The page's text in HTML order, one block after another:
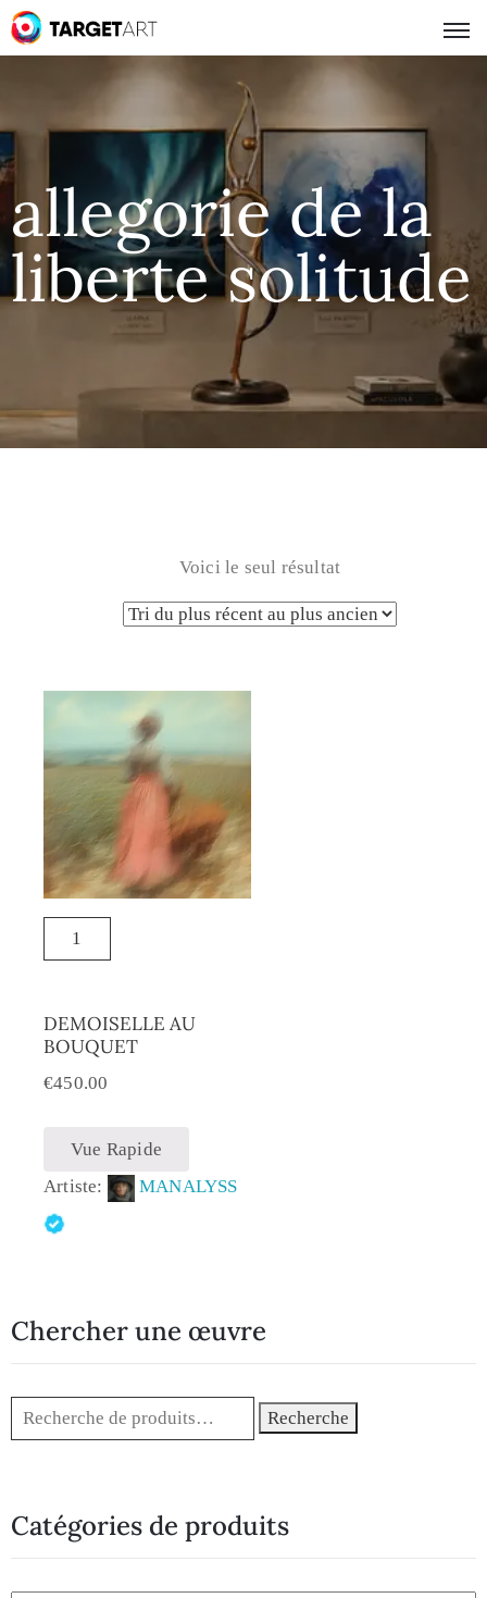
allegorie de la
liberte solitude
Voici le seul résultat
DEMOISELLE AU
BOUQUET
€450.00
Vue Rapide
Artiste:
MANALYSS
Chercher une œuvre
Recherche
Catégories de produits